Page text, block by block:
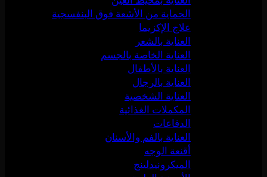
الحماية من الأشعة فوق البنفسجية
علاج الإكزيما
العناية بالشعر
العناية الخاصة بالجسم
العناية بالأطفال
العناية بالرجال
العناية الشخصية
المكملات الغذائية
الدفاعات
العناية بالفم والأسنان
أقنعة الوجه
الميكرونيدلينج